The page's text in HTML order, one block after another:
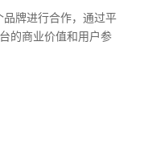
牌进行合作，通过平
的商业价值和用户参